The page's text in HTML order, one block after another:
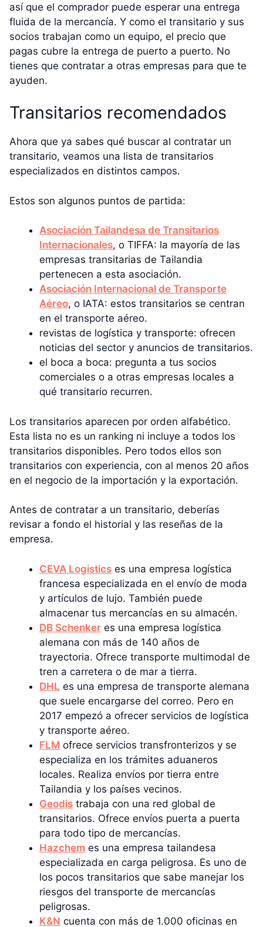
así que el comprador puede esperar una entrega
fluida de la mercancía. Y como el transitario y sus
socios trabajan como un equipo, el precio que
pagas cubre la entrega de puerto a puerto. No
tienes que contratar a otras empresas para que te
ayuden.
Transitarios recomendados
Ahora que ya sabes qué buscar al contratar un
transitario, veamos una lista de transitarios
especializados en distintos campos.
Estos son algunos puntos de partida:
Asociación Tailandesa de Transitarios
Internacionales, o TIFFA: la mayoría de las
empresas transitarias de Tailandia
pertenecen a esta asociación.
Asociación Internacional de Transporte
Aéreo, o IATA: estos transitarios se centran
en el transporte aéreo.
revistas de logística y transporte: ofrecen
noticias del sector y anuncios de transitarios.
el boca a boca: pregunta a tus socios
comerciales o a otras empresas locales a
qué transitario recurren.
Los transitarios aparecen por orden alfabético.
Esta lista no es un ranking ni incluye a todos los
transitarios disponibles. Pero todos ellos son
transitarios con experiencia, con al menos 20 años
en el negocio de la importación y la exportación.
Antes de contratar a un transitario, deberías
revisar a fondo el historial y las reseñas de la
empresa.
CEVA Logistics es una empresa logística
francesa especializada en el envío de moda
y artículos de lujo. También puede
almacenar tus mercancías en su almacén.
DB Schenker es una empresa logística
alemana con más de 140 años de
trayectoria. Ofrece transporte multimodal de
tren a carretera o de mar a tierra.
DHL es una empresa de transporte alemana
que suele encargarse del correo. Pero en
2017 empezó a ofrecer servicios de logística
y transporte aéreo.
FLM ofrece servicios transfronterizos y se
especializa en los trámites aduaneros
locales. Realiza envíos por tierra entre
Tailandia y los países vecinos.
Geodis trabaja con una red global de
transitarios. Ofrece envíos puerta a puerta
para todo tipo de mercancías.
Hazchem es una empresa tailandesa
especializada en carga peligrosa. Es uno de
los pocos transitarios que sabe manejar los
riesgos del transporte de mercancías
peligrosas.
K&N cuenta con más de 1.000 oficinas en